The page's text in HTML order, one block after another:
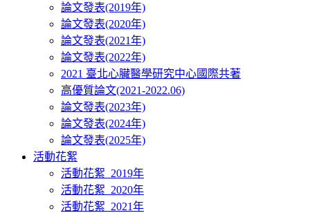
論文發表(2019年)
論文發表(2020年)
論文發表(2021年)
論文發表(2022年)
2021 臺北心臟醫學研究中心國際共著
高優質論文(2021-2022.06)
論文發表(2023年)
論文發表(2024年)
論文發表(2025年)
活動花絮
活動花絮_2019年
活動花絮_2020年
活動花絮_2021年